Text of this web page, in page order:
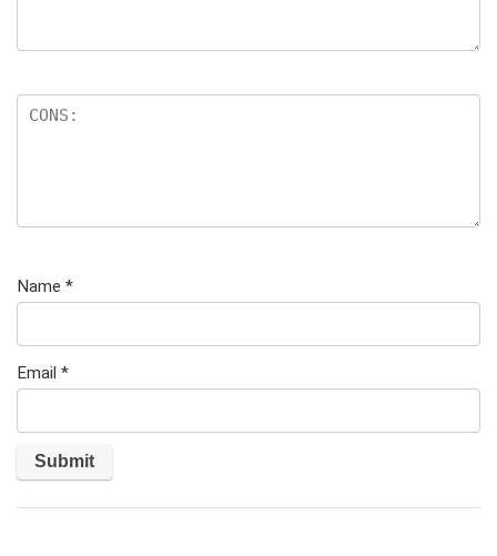
Name *
Email *